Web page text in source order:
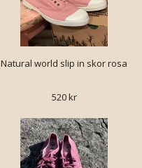
Natural world slip in skor rosa
520 kr